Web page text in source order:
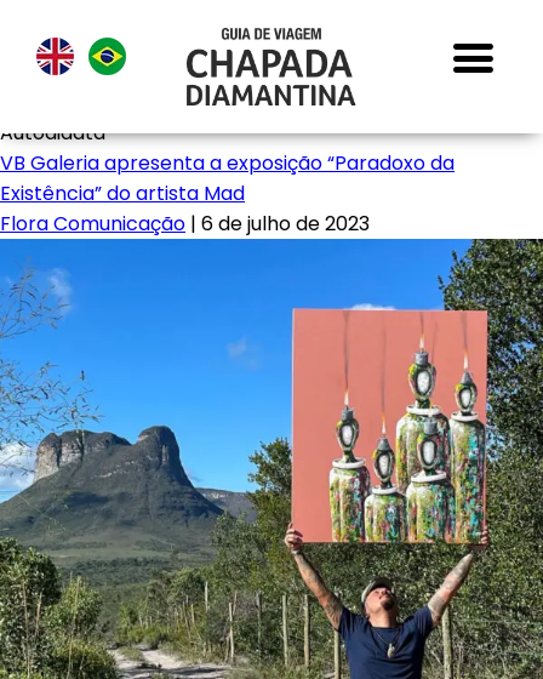
Autodidata
VB Galeria apresenta a exposição “Paradoxo da
Existência” do artista Mad
Flora Comunicação | 6 de julho de 2023